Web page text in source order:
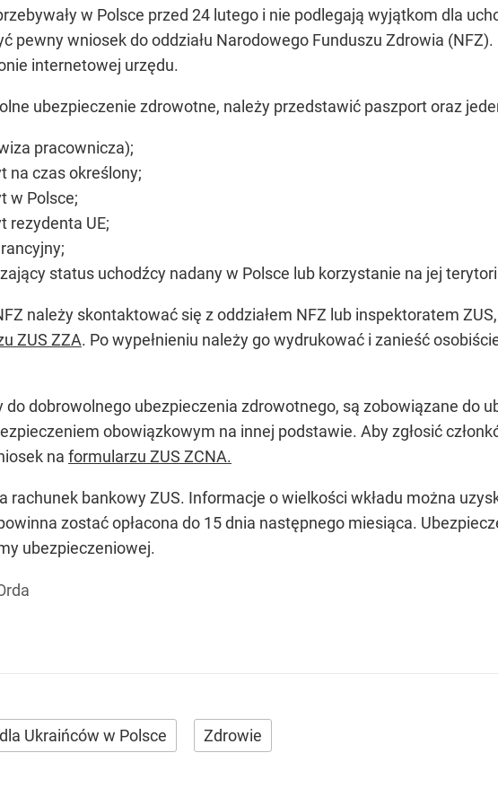
w Polsce przed 24 lutego i nie podlegają wyjątkom dla
pewny wniosek do oddziału Narodowego Funduszu Zdrowia
internetowej urzędu.
ubezpieczenie zdrowotne, należy przedstawić paszport oraz
pracownicza);
na czas określony;
w Polsce;
rezydenta UE;
status uchodźcy nadany w Polsce lub korzystanie na jej
należy skontaktować się z oddziałem NFZ lub inspektoratem
ZUS ZZA. Po wypełnieniu należy go wydrukować i zanieść
do dobrowolnego ubezpieczenia zdrowotnego, są zobowiązane do
obowiązkowym na innej podstawie. Aby zgłosić
na formularzu ZUS ZCNA.
rachunek bankowy ZUS. Informacje o wielkości wkładu można
zostać opłacona do 15 dnia następnego miesiąca.
ubezpieczeniowej.
Ukraińców w Polsce Zdrowie